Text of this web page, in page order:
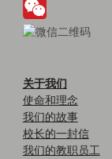
关于我们
使命和理念
我们的故事
校长的一封信
我们的教职员工